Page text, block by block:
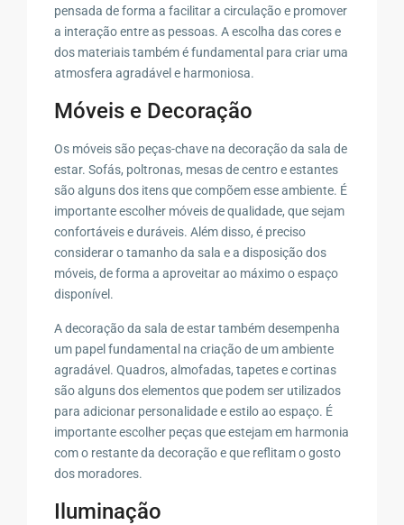
pensada de forma a facilitar a circulação e promover
a interação entre as pessoas. A escolha das cores e
dos materiais também é fundamental para criar uma
atmosfera agradável e harmoniosa.
Móveis e Decoração
Os móveis são peças-chave na decoração da sala de
estar. Sofás, poltronas, mesas de centro e estantes
são alguns dos itens que compõem esse ambiente. É
importante escolher móveis de qualidade, que sejam
confortáveis e duráveis. Além disso, é preciso
considerar o tamanho da sala e a disposição dos
móveis, de forma a aproveitar ao máximo o espaço
disponível.
A decoração da sala de estar também desempenha
um papel fundamental na criação de um ambiente
agradável. Quadros, almofadas, tapetes e cortinas
são alguns dos elementos que podem ser utilizados
para adicionar personalidade e estilo ao espaço. É
importante escolher peças que estejam em harmonia
com o restante da decoração e que reflitam o gosto
dos moradores.
Iluminação